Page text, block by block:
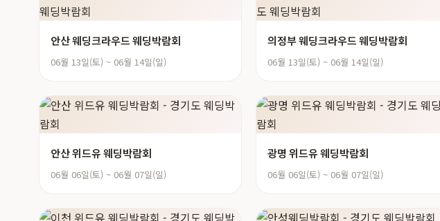
안산 웨딩크라우드 웨딩박람회
06월 13일(토) ~ 06월 14일(일)
의정부 웨딩크라우드 웨딩박람회
06월 13일(토) ~ 06월 14일(일)
안산 위드유 웨딩박람회
06월 06일(토) ~ 06월 07일(일)
광명 위드유 웨딩박람회
06월 06일(토) ~ 06월 07일(일)